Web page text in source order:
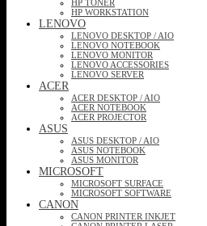
HP TONER
HP WORKSTATION
LENOVO
LENOVO DESKTOP / AIO
LENOVO NOTEBOOK
LENOVO MONITOR
LENOVO ACCESSORIES
LENOVO SERVER
ACER
ACER DESKTOP / AIO
ACER NOTEBOOK
ACER PROJECTOR
ASUS
ASUS DESKTOP / AIO
ASUS NOTEBOOK
ASUS MONITOR
MICROSOFT
MICROSOFT SURFACE
MICROSOFT SOFTWARE
CANON
CANON PRINTER INKJET